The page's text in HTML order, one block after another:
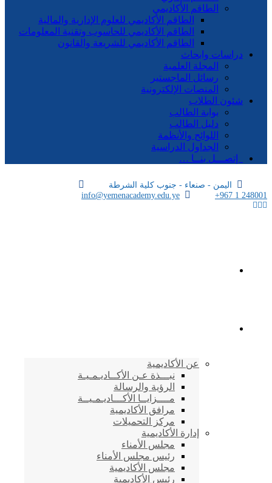
الطاقم الأكاديمي
الطاقم الأكاديمي للعلوم الإدارية والمالية
الطاقم الأكاديمي للحاسوب وتقنية المعلومات
الطاقم الأكاديمي للشريعة والقانون
دراسات وابحاث
المجلة العلمية
رسائل الماجستير
المنصات الإلكترونية
شئون الطلاب
بوابة الطالب
دليل الطالب
اللوائح والأنظمة
الجداول الدراسية
إتصـــل بنــا …
اليمن - صنعاء - جنوب كلية الشرطة
info@yemenacademy.edu.ye
+967 1 248001
عن الأكاديمية
نبـــذة عـن الأكــاديـمـيـة
الرؤية والرسالة
مــــزايــا الأكـــاديـمـيــة
مرافق الأكاديمية
مركز التحميلات
إدارة الأكاديمية
مجلس الأمناء
رئيس مجلس الأمناء
مجلس الأكاديمية
رئيس الأكاديمية